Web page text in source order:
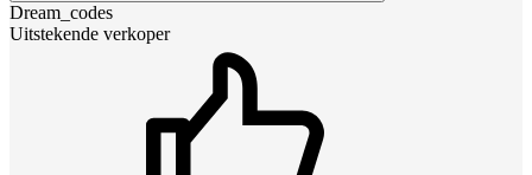
Dream_codes
Uitstekende verkoper